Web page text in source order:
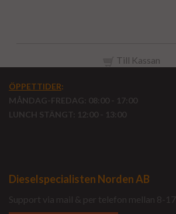
Till Kassan
ÖPPETTIDER:
MÅNDAG-FREDAG: 08:00 - 17:00
LUNCH STÄNGT: 12:00 - 13:00
Dieselspecialisten Norden AB
Support via mail & per telefon mellan 8-17.